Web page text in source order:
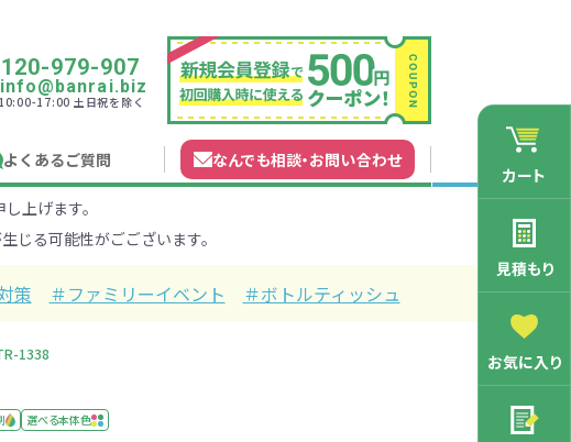
ケース
151～200円
2001～3000円
卒業・入学記念品
ビジネスマン向け
店舗向け
名入れガイド
よくあるご質問 なんでも相談・お問い合わせ
確認
979-907
17:00 土日祝を除く
カート
見積もり
お気に入り
上げます。
じる可能性がごございます。
策 ＃ファミリーイベント ＃ボトルティッシュ
1338
選べる本体色